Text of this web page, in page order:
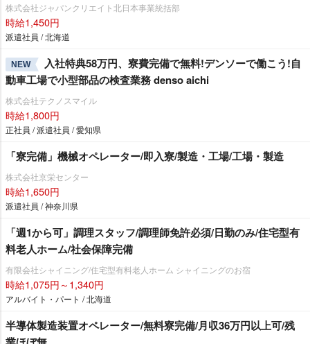
株式会社ジャパンクリエイト北日本事業統括部
時給1,450円
派遣社員 / 北海道
NEW
入社特典58万円、寮費完備で無料!デンソーで働こう!自
動車工場で小型部品の検査業務 denso aichi
株式会社テクノスマイル
時給1,800円
正社員 / 派遣社員 / 愛知県
「寮完備」機械オペレーター/即入寮/製造・工場/工場・製造
株式会社京栄センター
時給1,650円
派遣社員 / 神奈川県
「週1から可」調理スタッフ/調理師免許必須/日勤のみ/住宅型有
料老人ホーム/社会保障完備
有限会社シャイニング/住宅型有料老人ホーム シャイニングのお宿
時給1,075円～1,340円
アルバイト・パート / 北海道
半導体製造装置オペレーター/無料寮完備/月収36万円以上可/残